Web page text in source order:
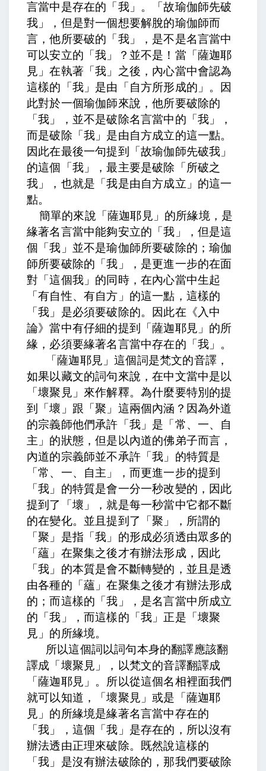
言當中是存在的「我」。「故瑜伽師先破
我」，但是對一個想要解脫的瑜伽師而
言，他所要破的「我」，是不是名言當中
可以安立的「我」？並不是！當「薩迦耶
見」在執著「我」之後，內心當中會認為
這樣的「我」是由「自方所形成的」。因
此對於一個瑜伽師來說，他所要破除的
「我」，並不是破除名言當中的「我」，
而是破除「我」是由自方成立的這一點。
因此在最後一句提到「故瑜伽師先破我」
的這個「我」，最主要是破除「所破之
我」，也就是「我是由自方成立」的這一
點。
簡單的來說「薩迦耶見」的所緣境，是
緣著名言當中能夠安立的「我」，但是這
個「我」並不是瑜伽師所要破除的；瑜伽
師所要破除的「我」，是更進一步的在面
對「這個我」的同時，在內心當中生起
「有自性、有自方」的這一點，這樣的
「我」是必須要破除的。因此在《入中
論》當中有仔細的提到「薩迦耶見」的所
緣，必須要緣著名言當中存在的「我」。
「薩迦耶見」這個詞是梵文的音譯，
如果以藏文的詞句來說，在中文當中是以
「壞聚見」來作解釋。為什麼要特別的提
到「壞」跟「聚」這兩個內涵？因為外道
的宗義師他們承許「我」是「常、一、自
主」的狀態，但是以內道的佛弟子而言，
內道的宗義師並不承許「我」的特質是
「常、一、自主」，而更進一步的提到
「我」的特質是會一分一秒改變的，因此
提到了「壞」，就是每一秒當中它都不斷
的在變化。並且提到了「聚」，所謂的
「聚」是指「我」的形成必須透由眾多的
「蘊」在聚集之後才有辦法形成，因此
「我」的本質是會不斷轉變的，並且是透
由各種的「蘊」在聚集之後才有辦法形成
的；而這樣的「我」，是名言當中所成立
的「我」，而這樣的「我」正是「壞聚
見」的所緣境。
所以這個詞以詞句本身的翻譯應該翻
譯成「壞聚見」，以梵文的音譯翻譯成
「薩迦耶見」。所以從這個名相裡面我們
就可以知道，「壞聚見」或是「薩迦耶
見」的所緣境是緣著名言當中存在的
「我」，這個「我」是存在的，所以沒有
辦法透由正理來破除。既然說這樣的
「我」是沒有辦法破除的，那我們要破除